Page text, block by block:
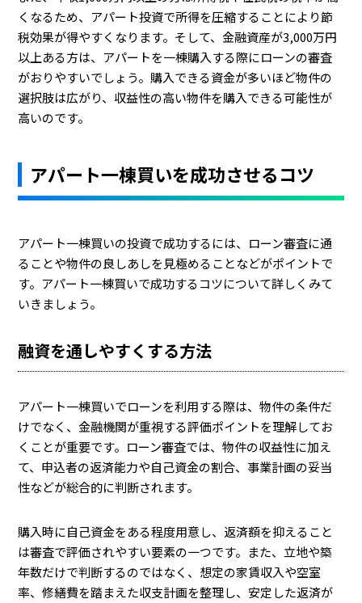
くなるため、アパート投資で所得を圧縮することにより節
税効果が得やすくなります。そして、金融資産が3,000万円
以上ある方は、アパートを一棟購入する際にローンの審査
がおりやすいでしょう。購入できる資金が多いほど物件の
選択肢は広がり、収益性の高い物件を購入できる可能性が
高いのです。
アパート一棟買いを成功させるコツ
アパート一棟買いの投資で成功するには、ローン審査に通
ることや物件の良しあしを見極めることなどがポイントで
す。アパート一棟買いで成功するコツについて詳しくみて
いきましょう。
融資を通しやすくする方法
アパート一棟買いでローンを利用する際は、物件の条件だ
けでなく、金融機関が重視する評価ポイントを理解してお
くことが重要です。ローン審査では、物件の収益性に加え
て、申込者の返済能力や自己資金の割合、事業計画の妥当
性などが総合的に判断されます。
購入時に自己資金をある程度用意し、返済額を抑えること
は審査で評価されやすい要素の一つです。また、立地や築
年数だけで判断するのではなく、想定の家賃収入や空室
率、修繕費を踏まえた収支計画を整理し、安定した返済が